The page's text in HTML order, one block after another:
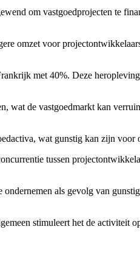
om vastgoedprojecten te
omzet voor
met 40%. Deze
wat de vastgoedmarkt kan
wat gunstig kan zijn
tussen
als gevolg van
stimuleert het de activiteit